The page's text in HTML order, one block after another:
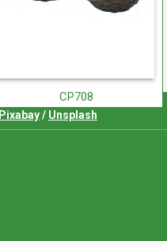
CP708
Pixabay/ Unsplash